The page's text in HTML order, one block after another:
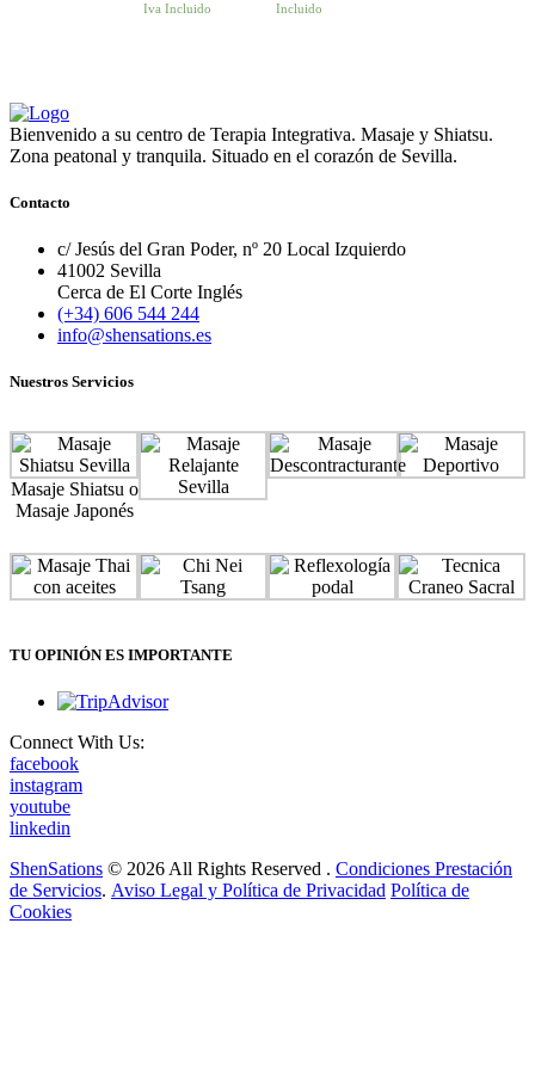
Iva Incluido
Incluido
Bienvenido a su centro de Terapia Integrativa. Masaje y Shiatsu.
Zona peatonal y tranquila. Situado en el corazón de Sevilla.
Contacto
c/ Jesús del Gran Poder, nº 20 Local Izquierdo
41002 Sevilla
Cerca de El Corte Inglés
(+34) 606 544 244
info@shensations.es
Nuestros Servicios
Masaje Shiatsu o
Masaje Japonés
TU OPINIÓN ES IMPORTANTE
Connect With Us:
facebook
instagram
youtube
linkedin
ShenSations © 2026 All Rights Reserved . Condiciones Prestación
de Servicios. Aviso Legal y Política de Privacidad Política de
Cookies